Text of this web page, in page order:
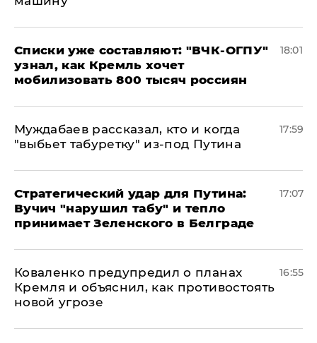
Списки уже составляют: "ВЧК-ОГПУ"
узнал, как Кремль хочет
мобилизовать 800 тысяч россиян
18:01
Муждабаев рассказал, кто и когда
"выбьет табуретку" из-под Путина
17:59
Стратегический удар для Путина:
Вучич "нарушил табу" и тепло
принимает Зеленского в Белграде
17:07
Коваленко предупредил о планах
Кремля и объяснил, как противостоять
новой угрозе
16:55